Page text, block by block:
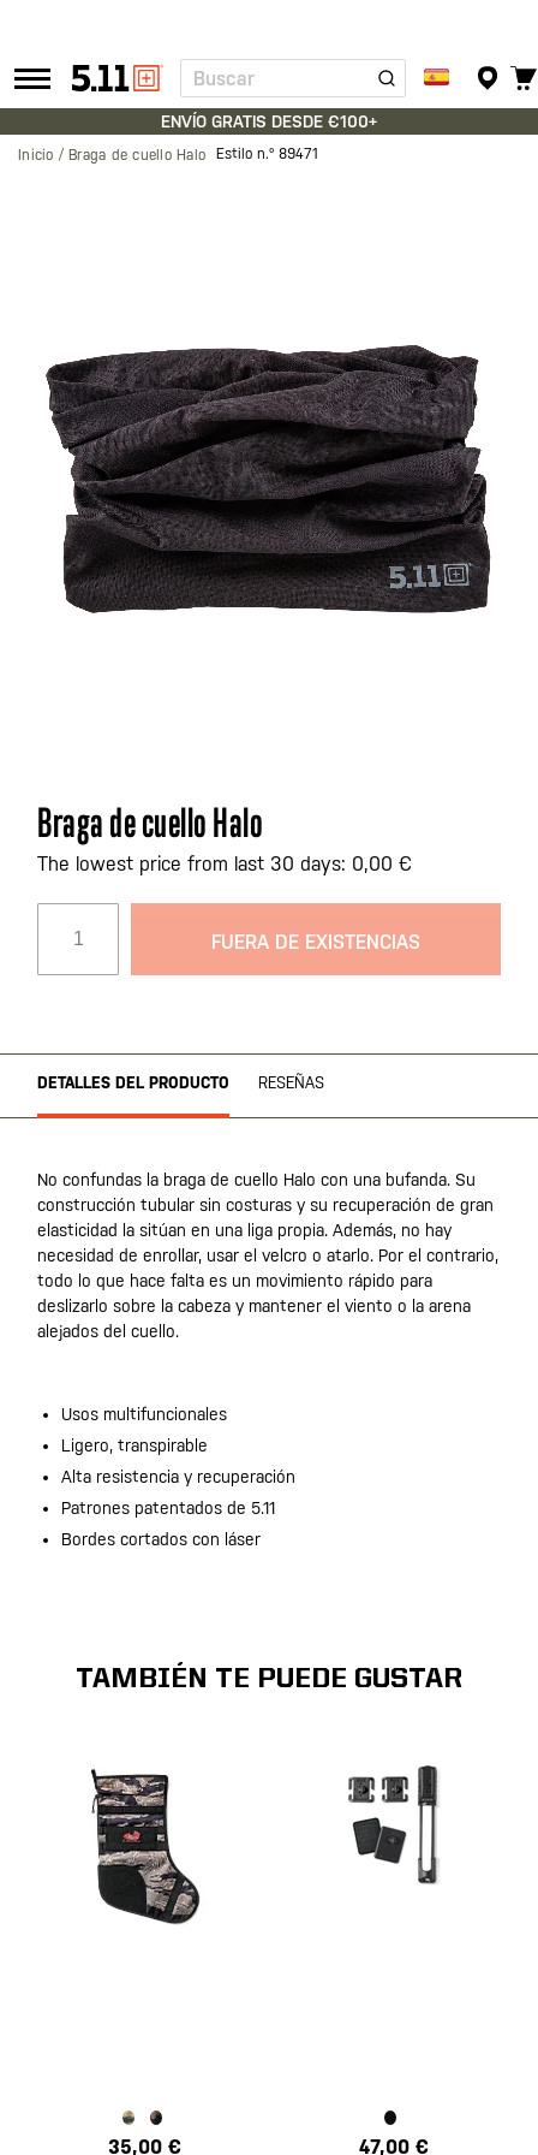
Tactical
Gear
Buscar
ENVÍO GRATIS DESDE €100+
Inicio Braga de cuello Halo Estilo n.º 89471
imágenes
Saltar
al
comienzo
galería
de
Braga de cuello Halo
The lowest price from last 30 days: 0,00 €
FUERA DE EXISTENCIAS
DETALLES DEL PRODUCTO RESEÑAS
No confundas la braga de cuello Halo con una bufanda. Su
construcción tubular sin costuras y su recuperación de gran
elasticidad la sitúan en una liga propia. Además, no hay
necesidad de enrollar, usar el velcro o atarlo. Por el contrario,
todo lo que hace falta es un movimiento rápido para
deslizarlo sobre la cabeza y mantener el viento o la arena
alejados del cuello.
Usos multifuncionales
Ligero, transpirable
Alta resistencia y recuperación
Patrones patentados de 5.11
Bordes cortados con láser
TAMBIÉN TE PUEDE GUSTAR
35,00 € 47,00 €